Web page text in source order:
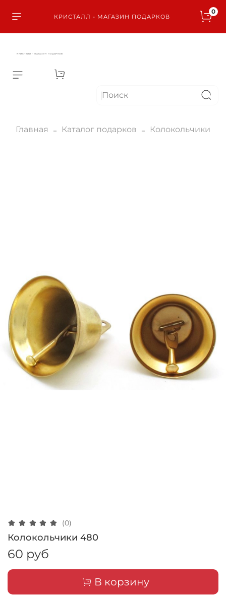
КРИСТАЛЛ - МАГАЗИН ПОДАРКОВ
0
КРИСТАЛЛ - МАГАЗИН ПОДАРКОВ
Главная Каталог подарков Колокольчики
(0)
Колокольчики 480
60 руб
В корзину